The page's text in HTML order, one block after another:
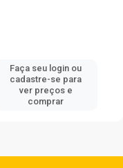
Faça seu login ou
cadastre-se para
ver preços e
comprar